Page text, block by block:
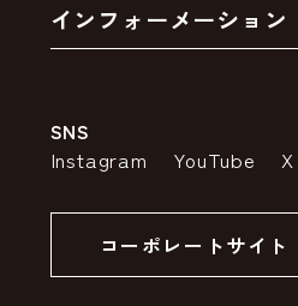
お支払いについて
ポイントについて
インフォーメーション
特定商取引法の表示
SSLサーバー証明書とは
SNS
Instagram YouTube X
コーポレートサイト